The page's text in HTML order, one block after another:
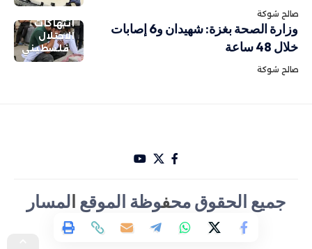
صالح شوكة
انتهاكات
الاحتلال
فلسطيني
وزارة الصحة بغزة: شهيدان و6 إصابات
خلال 48 ساعة
صالح شوكة
جميع الحقوق محفوظة الموقع المسار
الأخباري تصميم Hakam